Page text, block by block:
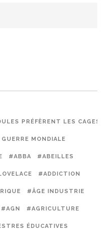
PRÉFÈRENT LES CAGES
MONDIALE
#ABBA #ABEILLES
#ADDICTION
#ÂGE INDUSTRIE
#AGN #AGRICULTURE
ÉDUCATIVES